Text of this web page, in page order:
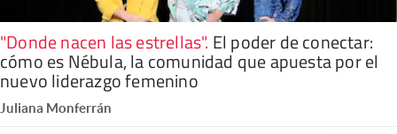
"Donde nacen las estrellas". El poder de conectar:
cómo es Nébula, la comunidad que apuesta por el
nuevo liderazgo femenino
Juliana Monferrán